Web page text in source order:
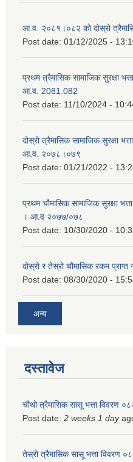
आ.व. २०८१।०८२ को दोस्रो
Post date: 01/12/2025 -
प्रथम त्रैमासिक सामाजिक सुरक्षा
आ.व. 2081.082
Post date: 11/10/2024 -
दोस्रो त्रैमासिक सामाजिक सुरक्षा
आ.व. २०७८।०७९
Post date: 01/21/2022 -
प्रथम चौमासिक सामाजिक सुरक्षा
। आ.व २०७७/०७८
Post date: 10/30/2020 -
दोस्रो र तेस्रो चौमासिक रकम
Post date: 08/30/2020 -
अन्य
दस्तावेज
चौथो त्रैमासिक सासू भत्ता विवरण
Post date: 2 weeks 1 day
तेस्रो त्रैमासिक सासू भत्ता विवरण